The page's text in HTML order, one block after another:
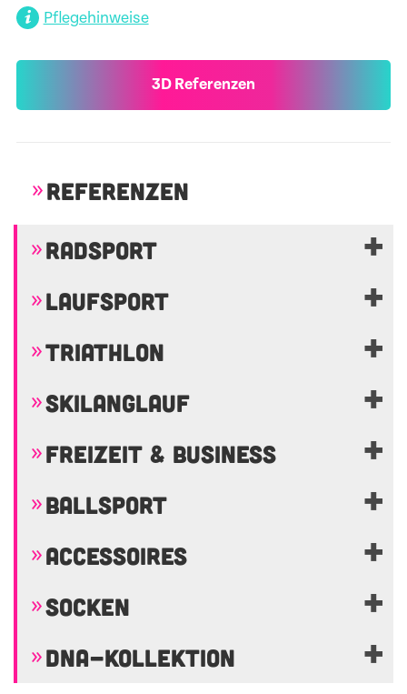
Pflegehinweise
3D Referenzen
REFERENZEN
RADSPORT
LAUFSPORT
TRIATHLON
SKILANGLAUF
FREIZEIT & BUSINESS
BALLSPORT
ACCESSOIRES
SOCKEN
DNA-KOLLEKTION